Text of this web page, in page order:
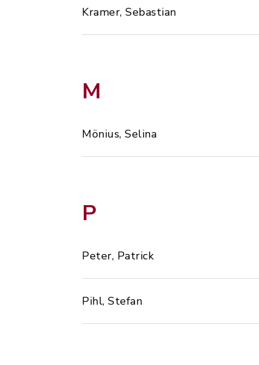
Kramer, Sebastian
M
Mönius, Selina
P
Peter, Patrick
Pihl, Stefan